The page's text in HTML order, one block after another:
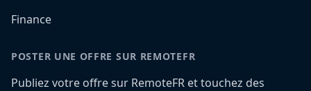
Finance
POSTER UNE OFFRE SUR REMOTEFR
Publiez votre offre sur RemoteFR et touchez des